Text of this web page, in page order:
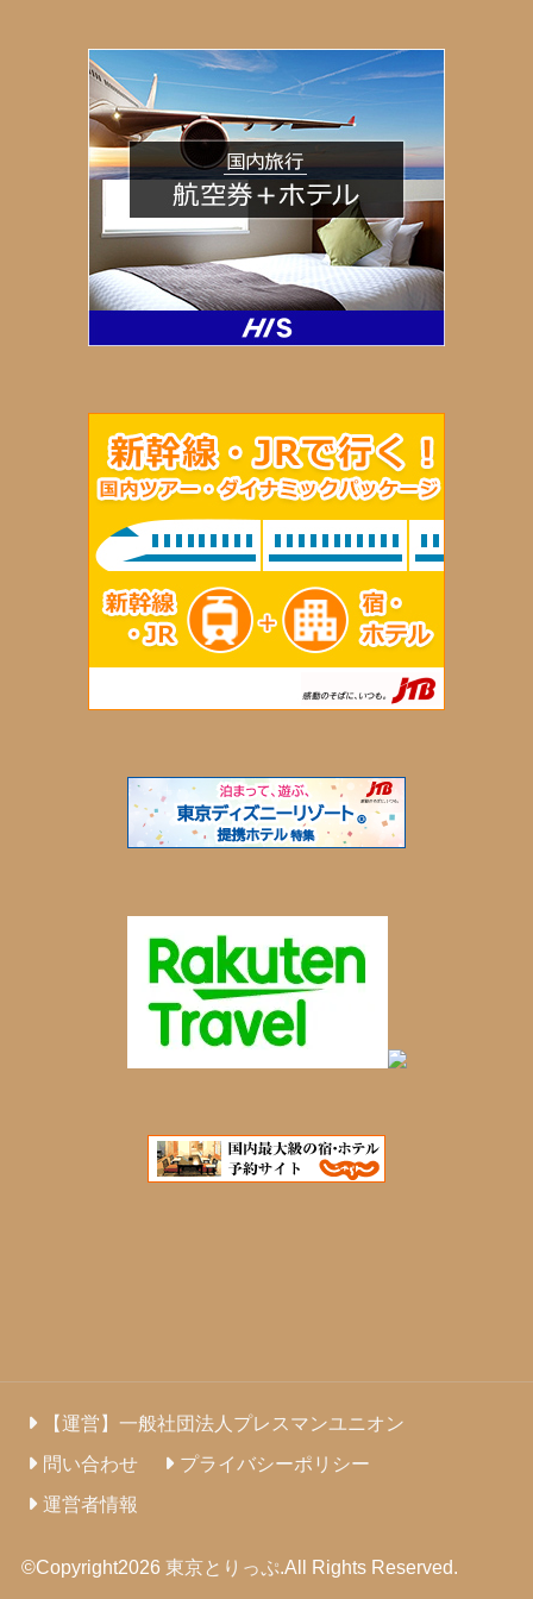
【運営】一般社団法人プレスマンユニオン
問い合わせ
プライバシーポリシー
運営者情報
©Copyright2026 東京とりっぷ.All Rights Reserved.